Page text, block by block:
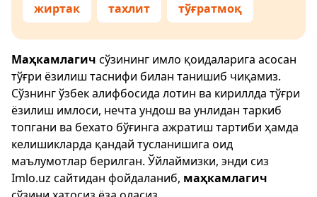
жиртак тахлит тўғратмоқ
Маҳкамлагич сўзининг имло қоидаларига асосан
тўғри ёзилиш таснифи билан танишиб чиқамиз.
Сўзнинг ўзбек алифбосида лотин ва кириллда тўғри
ёзилиш имлоси, нечта ундош ва унлидан таркиб
топгани ва бехато бўғинга ажратиш тартиби ҳамда
келишикларда қандай тусланишига оид
маълумотлар берилган. Ўйлаймизки, энди сиз
Imlo.uz сайтидан фойдаланиб, маҳкамлагич